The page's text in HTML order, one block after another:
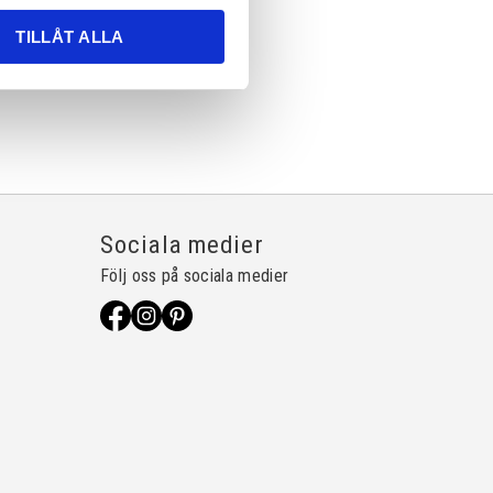
TILLÅT ALLA
Sociala medier
Följ oss på sociala medier